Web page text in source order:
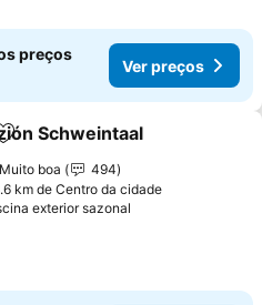
preços
Ver preços
Adicionar aos favoritos
Schweintaal
Muito boa
494
km de Centro da cidade
exterior sazonal